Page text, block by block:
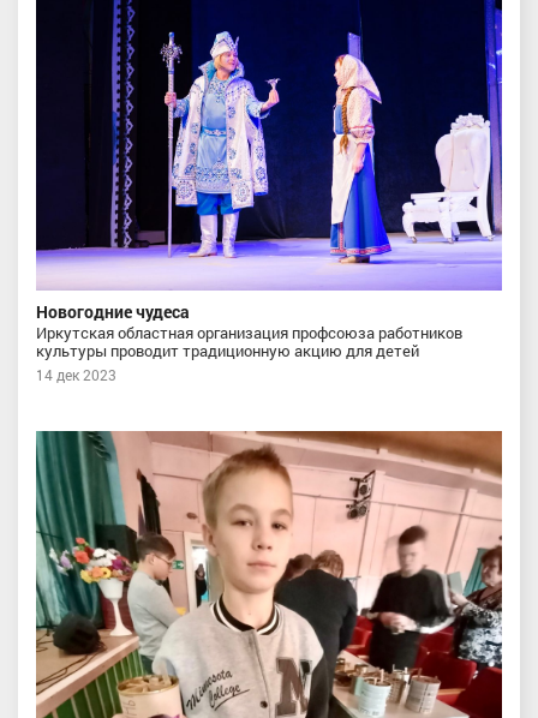
Новогодние чудеса
Иркутская областная организация профсоюза работников
культуры проводит традиционную акцию для детей
14 дек 2023